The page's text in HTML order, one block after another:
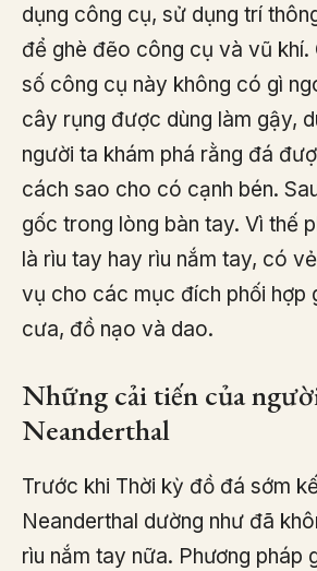
dụng công cụ, sử dụng trí
để ghè đẽo công cụ và vũ khí.
số công cụ này không có gì
cây rụng được dùng làm gậy,
người ta khám phá rằng đá
cách sao cho có cạnh bén.
gốc trong lòng bàn tay. Vì thế
là rìu tay hay rìu nắm tay, có
vụ cho các mục đích phối hợp
cưa, đồ nạo và dao.
Những cải tiến của
Neanderthal
Trước khi Thời kỳ đồ đá sớm
Neanderthal dường như đã
rìu nắm tay nữa. Phương pháp